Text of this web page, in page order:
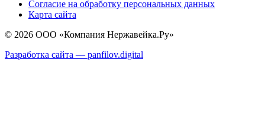
Согласие на обработку персональных данных
Карта сайта
© 2026 ООО «Компания Нержавейка.Ру»
Разработка сайта — panfilov.digital